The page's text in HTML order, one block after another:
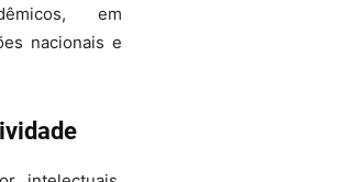
em
nacionais e